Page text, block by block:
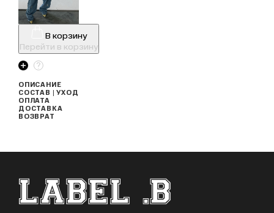
В корзину
Перейти в корзину
ОПИСАНИЕ
СОСТАВ | УХОД
ОПЛАТА
ДОСТАВКА
ВОЗВРАТ
ФУТЕР САЙТА